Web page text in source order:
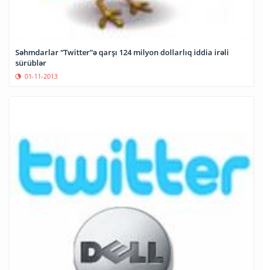
Səhmdarlar “Twitter”ə qarşı 124 milyon dollarlıq iddia irəli
sürüblər
01-11-2013